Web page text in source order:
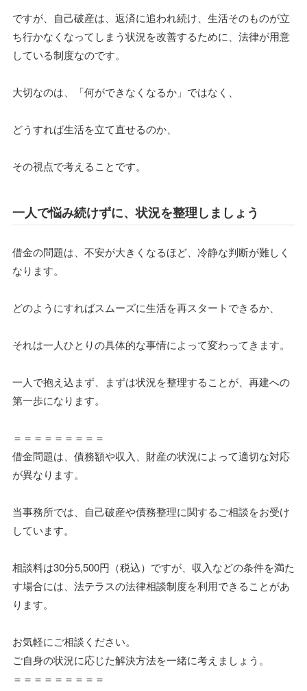
ですが、自己破産は、返済に追われ続け、生活そのものが立
ち行かなくなってしまう状況を改善するために、法律が用意
している制度なのです。
大切なのは、「何ができなくなるか」ではなく、
どうすれば生活を立て直せるのか、
その視点で考えることです。
一人で悩み続けずに、状況を整理しましょう
借金の問題は、不安が大きくなるほど、冷静な判断が難しく
なります。
どのようにすればスムーズに生活を再スタートできるか、
それは一人ひとりの具体的な事情によって変わってきます。
一人で抱え込まず、まずは状況を整理することが、再建への
第一歩になります。
＝＝＝＝＝＝＝＝＝
借金問題は、債務額や収入、財産の状況によって適切な対応
が異なります。
当事務所では、自己破産や債務整理に関するご相談をお受け
しています。
相談料は30分5,500円（税込）ですが、収入などの条件を満た
す場合には、法テラスの法律相談制度を利用できることがあ
ります。
お気軽にご相談ください。
ご自身の状況に応じた解決方法を一緒に考えましょう。
＝＝＝＝＝＝＝＝＝